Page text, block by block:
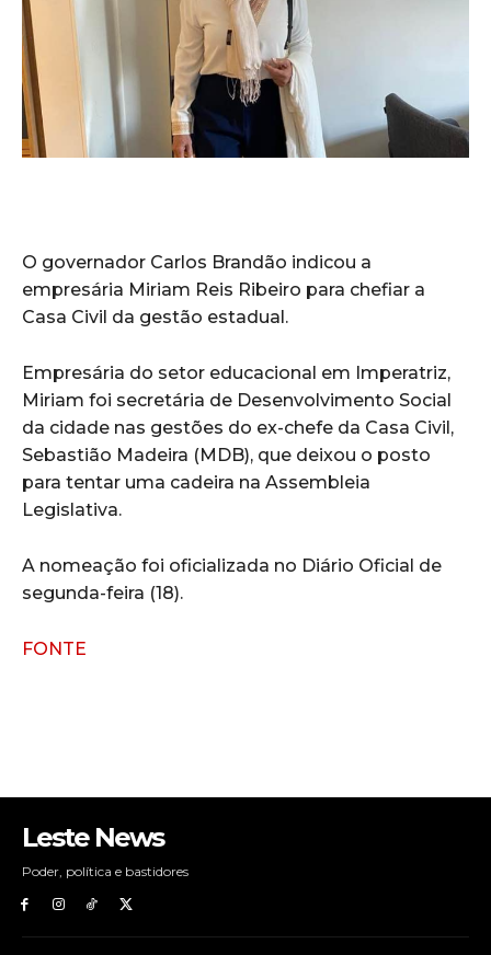
O governador Carlos Brandão indicou a
empresária Miriam Reis Ribeiro para chefiar a
Casa Civil da gestão estadual.
Empresária do setor educacional em Imperatriz,
Miriam foi secretária de Desenvolvimento Social
da cidade nas gestões do ex-chefe da Casa Civil,
Sebastião Madeira (MDB), que deixou o posto
para tentar uma cadeira na Assembleia
Legislativa.
A nomeação foi oficializada no Diário Oficial de
segunda-feira (18).
FONTE
Leste News
Poder, política e bastidores